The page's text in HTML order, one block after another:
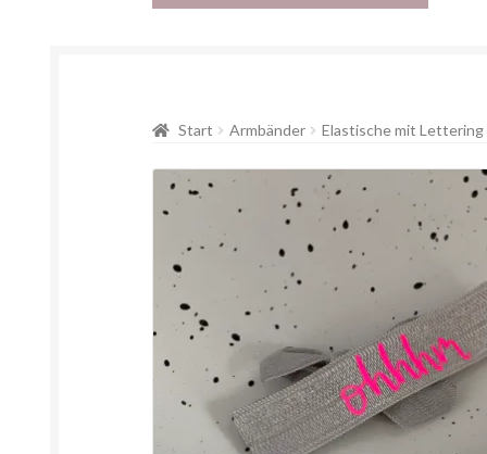
Start Armbänder Elastische mit Lettering